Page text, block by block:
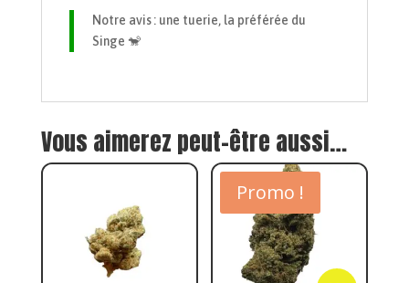
Notre avis : une tuerie, la préférée du
Singe 🐒
Vous aimerez peut-être aussi…
Promo !